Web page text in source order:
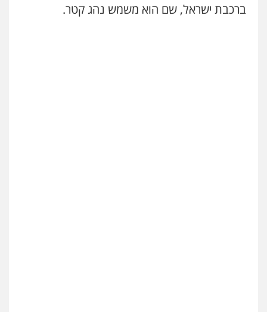
ברכבת ישראל, שם הוא משמש נהג קטר.